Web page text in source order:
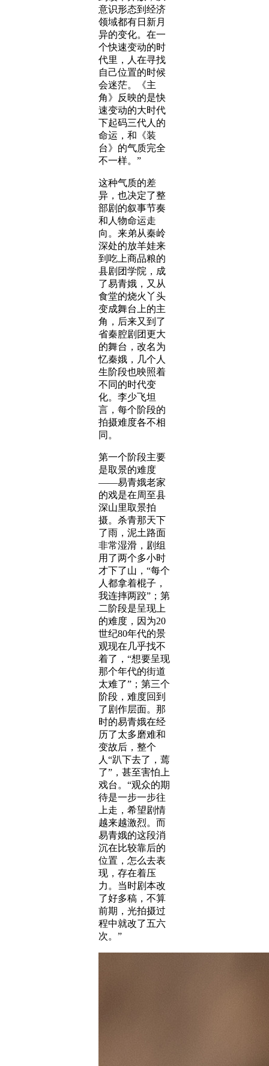
意识形态到经济
领域都有日新月
异的变化。在一
个快速变动的时
代里，人在寻找
自己位置的时候
会迷茫。《主
角》反映的是快
速变动的大时代
下起码三代人的
命运，和《装
台》的气质完全
不一样。”
这种气质的差
异，也决定了整
部剧的叙事节奏
和人物命运走
向。来弟从秦岭
深处的放羊娃来
到吃上商品粮的
县剧团学院，成
了易青娥，又从
食堂的烧火丫头
变成舞台上的主
角，后来又到了
省秦腔剧团更大
的舞台，改名为
忆秦娥，几个人
生阶段也映照着
不同的时代变
化。李少飞坦
言，每个阶段的
拍摄难度各不相
同。
第一个阶段主要
是取景的难度
——易青娥老家
的戏是在周至县
深山里取景拍
摄。杀青那天下
了雨，泥土路面
非常湿滑，剧组
用了两个多小时
才下了山，“每个
人都拿着棍子，
我连摔两跤”；第
二阶段是呈现上
的难度，因为20
世纪80年代的景
观现在几乎找不
着了，“想要呈现
那个年代的街道
太难了”；第三个
阶段，难度回到
了剧作层面。那
时的易青娥在经
历了太多磨难和
变故后，整个
人“趴下去了，蔫
了”，甚至害怕上
戏台。“观众的期
待是一步一步往
上走，希望剧情
越来越激烈。而
易青娥的这段消
沉在比较靠后的
位置，怎么去表
现，存在着压
力。当时剧本改
了好多稿，不算
前期，光拍摄过
程中就改了五六
次。”